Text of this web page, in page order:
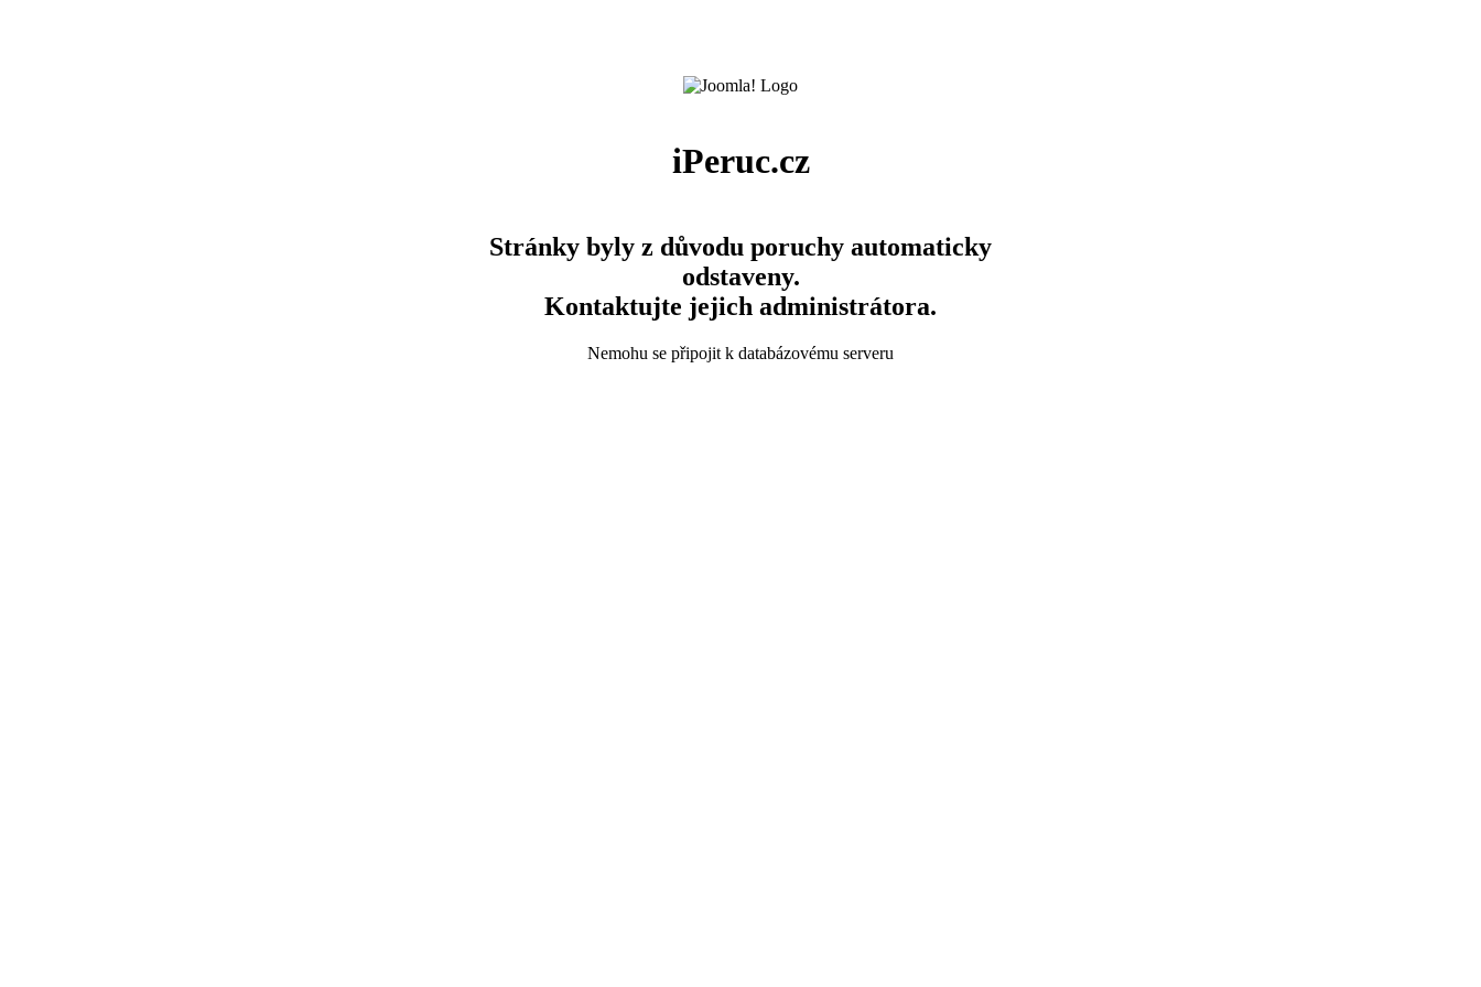
iPeruc.cz
Stránky byly z důvodu poruchy automaticky
odstaveny.
Kontaktujte jejich administrátora.
Nemohu se připojit k databázovému serveru